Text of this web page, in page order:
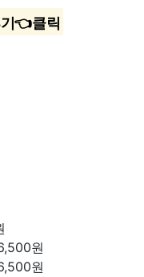
👈클릭
원
원